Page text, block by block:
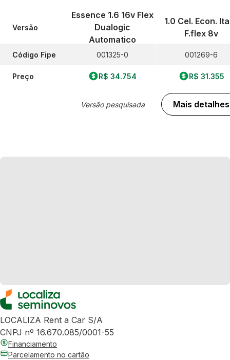
Versão
Código Fipe
Preço
Essence 1.6 16v Flex
Dualogic
Automatico
001325-0
R$ 34.754
Versão pesquisada
1.0 Cel. Econ.
F.flex 8v
001269-6
R$ 31.355
Mais detalhes
LOCALIZA Rent a Car S/A
CNPJ nº 16.670.085/0001-55
Financiamento
Parcelamento no cartão